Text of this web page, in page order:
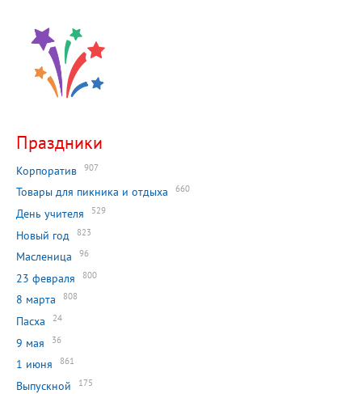
Праздники
Корпоратив 907
Товары для пикника и отдыха 660
День учителя 529
Новый год 823
Масленица 96
23 февраля 800
8 марта 808
Пасха 24
9 мая 36
1 июня 861
Выпускной 175